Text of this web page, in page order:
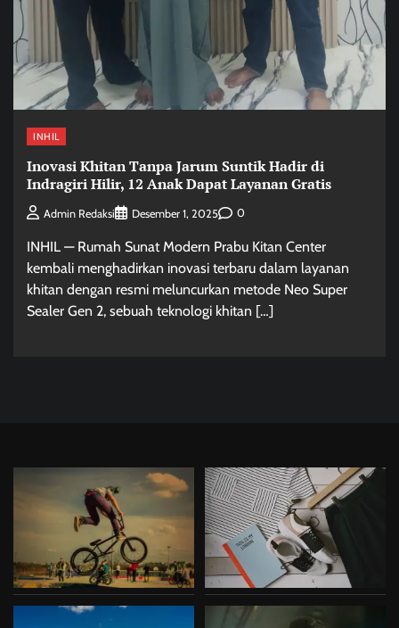
INHIL
Inovasi Khitan Tanpa Jarum Suntik Hadir di
Indragiri Hilir, 12 Anak Dapat Layanan Gratis
Admin Redaksi Desember 1, 2025 0
INHIL — Rumah Sunat Modern Prabu Kitan Center
kembali menghadirkan inovasi terbaru dalam layanan
khitan dengan resmi meluncurkan metode Neo Super
Sealer Gen 2, sebuah teknologi khitan […]